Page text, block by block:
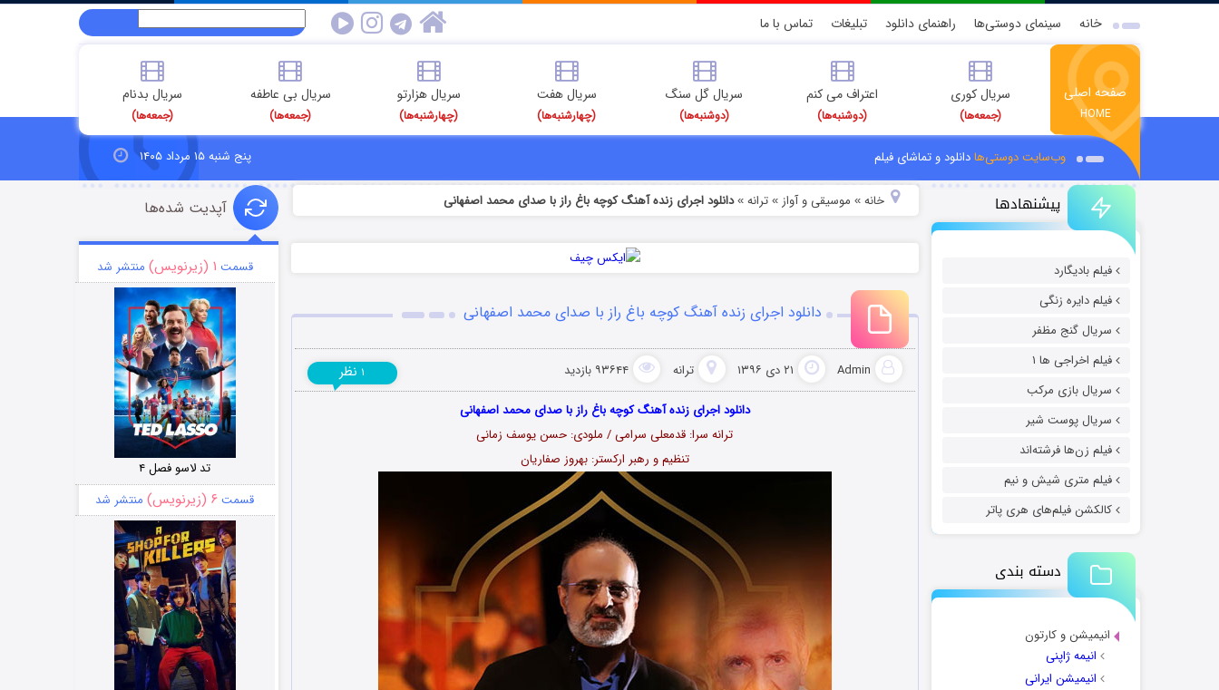
خانه سینمای دوستی‌ها راهنمای دانلود تبلیغات تماس با ما
صفحه اصلی
HOME
سریال کوری
(جمعه‌ها)
اعتراف می کنم
(دوشنبه‌ها)
سریال گل سنگ
(دوشنبه‌ها)
سریال هفت
(چهارشنبه‌ها)
سریال هزارتو
(چهارشنبه‌ها)
سریال بی عاطفه
(جمعه‌ها)
سریال بدنام
(جمعه‌ها)
وب‌سایت دوستی‌هادانلود و تماشای فیلم پنج شنبه ۱۵ مرداد ۱۴۰۵
پیشنهادها
فیلم بادیگارد
فیلم دایره زنگی
سریال گنج مظفر
فیلم اخراجی ها ۱
سریال بازی مرکب
سریال پوست شیر
فیلم زن‌ها فرشته‌اند
فیلم متری شیش و نیم
کالکشن فیلم‌های هری پاتر
دسته بندی
انیمیشن و کارتون
انیمه ژاپنی
انیمیشن ایرانی
خانه» موسیقی و آواز » ترانه»دانلود اجرای زنده آهنگ کوچه باغ راز با صدای محمد اصفهانی
دانلود اجرای زنده آهنگ کوچه باغ راز با صدای محمد اصفهانی
Admin ۲۱ دی ۱۳۹۶ ترانه ۹۳۶۴۴ بازدید ۱ نظر
دانلود اجرای زنده آهنگ کوچه باغ راز با صدای محمد اصفهانی
ترانه سرا: قدمعلی سرامی / ملودی: حسن یوسف زمانی
تنظیم و رهبر ارکستر: بهروز صفاریان
آپدیت شده‌ها
قسمت ۱ (زیرنویس) منتشر شد
تد لاسو فصل ۴
قسمت ۶ (زیرنویس) منتشر شد